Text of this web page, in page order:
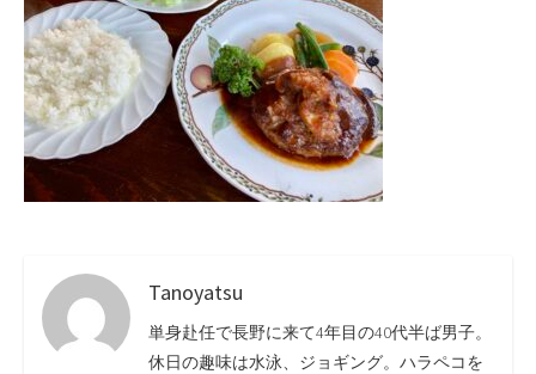
Tanoyatsu
単身赴任で長野に来て4年目の40代半ば男子。
休日の趣味は水泳、ジョギング。ハラペコを